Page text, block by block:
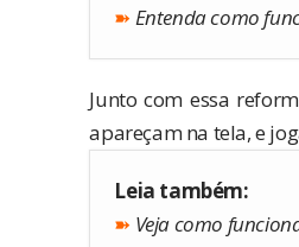
➽ Entenda como
Junto com essa
apareçam na tela, e
Leia também:
➽ Veja como